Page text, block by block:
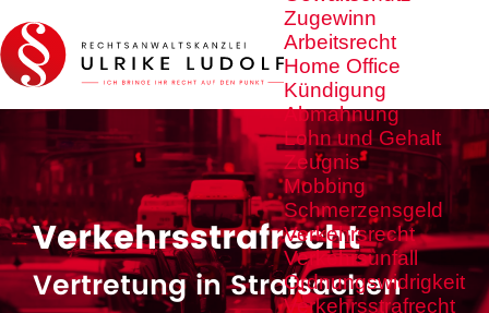
Zugewinn
Arbeitsrecht
Home Office
Kündigung
Abmahnung
Lohn und Gehalt
Zeugnis
Mobbing
Schmerzensgeld
Verkehrsrecht
Verkehrsunfall
Ordnungswidrigkeit
Verkehrsstrafrecht
Verkehrsstrafrecht
Vertretung in Strafsachen